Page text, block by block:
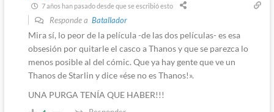
7 años han pasado desde que se escribió esto
Responde a Batallador
Mira sí, lo peor de la película -de las dos películas- es esa
obsesión por quitarle el casco a Thanos y que se parezca lo
menos posible al del cómic. Que ya hay gente que ve un
Thanos de Starlin y dice «ése no es Thanos!».
UNA PURGA TENÍA QUE HABER!!!